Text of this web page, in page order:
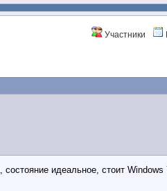
Участники
идеальное, стоит